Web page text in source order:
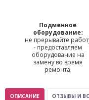
Подменное
оборудование:
не прерывайте
- предоставляем
оборудование на
замену во время
ремонта.
ОПИСАНИЕ ОТЗЫВЫ И